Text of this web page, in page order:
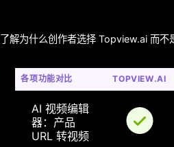
了解为什么创作者选择 Topview.ai 而不
各项功能对比 TOPVIEW.AI
AI 视频编辑
器：产品
URL 转视频